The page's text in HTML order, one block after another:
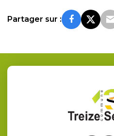
Partager sur :